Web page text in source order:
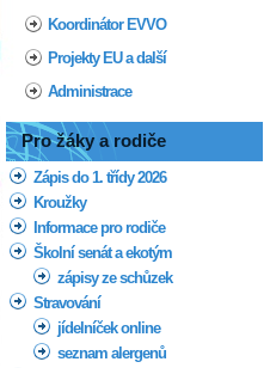
Koordinátor EVVO
Projekty EU a další
Administrace
Pro žáky a rodiče
Zápis do 1. třídy 2026
Kroužky
Informace pro rodiče
Školní senát a ekotým
zápisy ze schůzek
Stravování
jídelníček online
seznam alergenů